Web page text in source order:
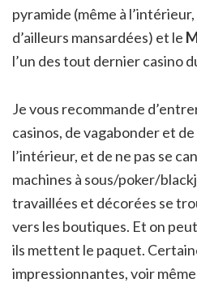
pyramide (même à
d’ailleurs mansardées) et le
l’un des tout dernier casino
Je vous recommande
casinos, de vagabonder et
l’intérieur, et de ne pas se
machines à sous/poker/
travaillées et décorées se
vers les boutiques. Et on
ils mettent le paquet.
impressionnantes, voir